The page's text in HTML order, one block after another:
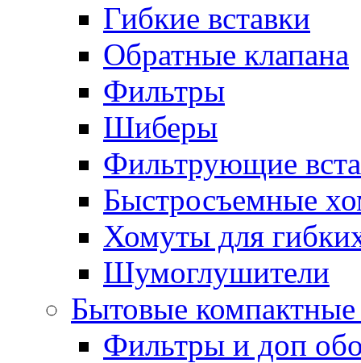
Гибкие вставки
Обратные клапана
Фильтры
Шиберы
Фильтрующие
Быстросъемные
Хомуты для
Шумоглушители
Бытовые
Фильтры и доп